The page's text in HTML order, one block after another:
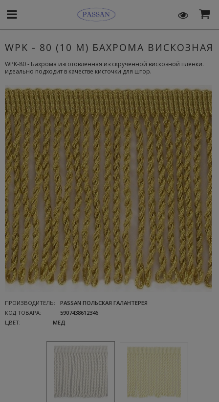
WPK - 80 (10 M) БАХРОМА ВИСКОЗНАЯ
WPK-80 - Бахрома изготовленная из скрученной вискозной плёнки.
идеально подходит в качестве кисточки для штор.
ПРОИЗВОДИТЕЛЬ:
PASSAN ПОЛЬСКАЯ ГАЛАНТЕРЕЯ
КОД ТОВАРА:
5907438612346
ЦВЕТ:
МЕД